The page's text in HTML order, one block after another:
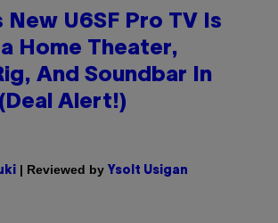
New U6SF Pro TV Is
Home Theater,
And Soundbar In
Alert!)
| Reviewed by Ysolt Usigan